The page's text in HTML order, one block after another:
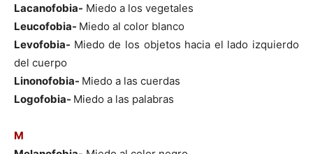
Lacanofobia- Miedo a los vegetales
Leucofobia- Miedo al color blanco
Levofobia- Miedo de los objetos hacia el lado izquierdo
del cuerpo
Linonofobia- Miedo a las cuerdas
Logofobia- Miedo a las palabras
M